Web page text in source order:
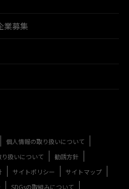
業募集
個人情報の取り扱いについて
扱いについて
勧誘方針
サイトポリシー
サイトマップ
SDGsの取組みについて